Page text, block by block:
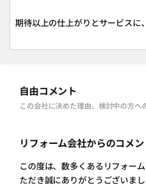
期待以上の仕上がりとサービスに
自由コメント
この会社に決めた理由、検討中の方へ
リフォーム会社からのコメン
この度は、数多くあるリフォー
ただき誠にありがとうございま